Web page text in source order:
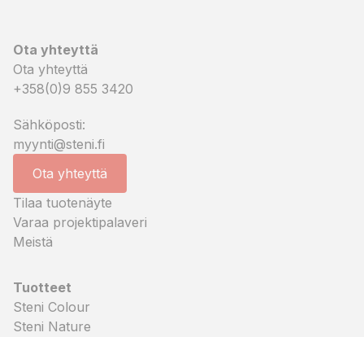
Ota yhteyttä
Ota yhteyttä
+358(0)9 855 3420
Sähköposti:
myynti@steni.fi
Ota yhteyttä
Tilaa tuotenäyte
Varaa projektipalaveri
Meistä
Tuotteet
Steni Colour
Steni Nature